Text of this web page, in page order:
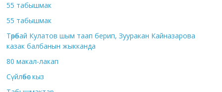
55 табышмак
55 табышмак
Төрөбай Кулатов шым таап берип, Зууракан Кайназарова
казак балбанын жыкканда
80 макал-лакап
Сүйлөбөс кыз